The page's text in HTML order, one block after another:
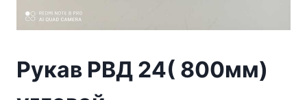
Рукав РВД 24( 800мм)